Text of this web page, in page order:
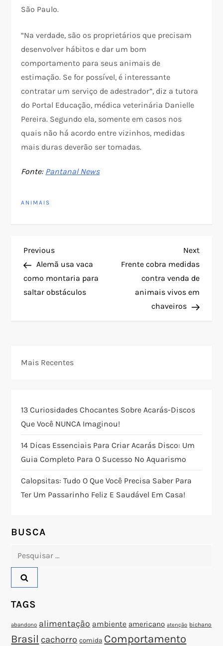
São Paulo.
“Na verdade, são os proprietários que precisam
desenvolver hábitos e dar um bom
comportamento para seus animais de
estimação. Se for possível, é interessante
contratar um serviço de adestrador”, diz a tutora
do Portal Educação, médica veterinária Danielle
Pereira. Segundo ela, somente em casos nos
quais não há acordo entre vizinhos, medidas
mais duras deverão ser tomadas.
Fonte: Pantanal News
ANIMAIS
N
a
v
a
ã
o
d
e
o
s
t
Previous
Post
Previous
Alemã usa vaca
como montaria para
saltar obstáculos
Next
Post
Next
Frente cobra medidas
contra venda de
animais vivos em
chaveiros
Mais Recentes
13 Curiosidades Chocantes Sobre Acarás-Discos
Que Você NUNCA Imaginou!
14 Dicas Essenciais Para Criar Acarás Disco: Um
Guia Completo Para O Sucesso No Aquarismo
Calopsitas: Tudo O Que Você Precisa Saber Para
Ter Um Passarinho Feliz E Saudável Em Casa!
BUSCA
Pesquisar
TAGS
abandono alimentação ambiente americano atenção bichano
Brasil cachorro comida Comportamento